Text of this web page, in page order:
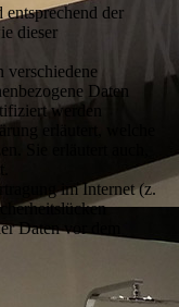
entsprechend der
dieser
verschiedene
Daten
werden
erläutert, welche
Sie erläutert auch,
im Internet (z.
Daten vor dem